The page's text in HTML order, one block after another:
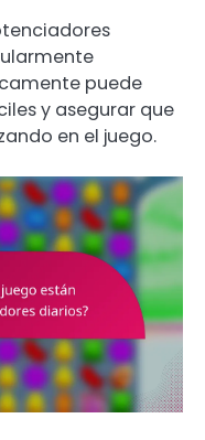
puede
y asegurar que
en el juego.